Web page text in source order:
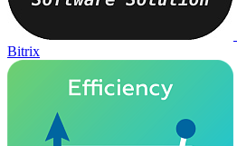
Bitrix